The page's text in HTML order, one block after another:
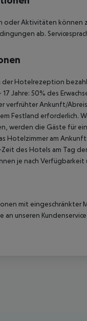
oder Aktivitäten können
ab.
der Hotelrezeption
Jahre: 50% des
verfrühter Ankunft/
Festland erforderlich.
werden die Gäste für
Hotelzimmer am
des Hotels am Tag
je nach
mit
an unseren